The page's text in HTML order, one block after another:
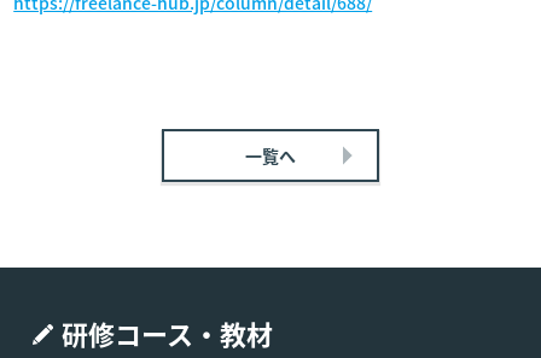
一覧へ
研修コース・教材